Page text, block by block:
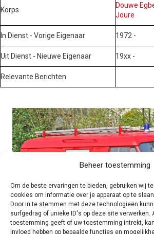
Beheer toestemming
Om de beste ervaringen te bieden, gebruiken wij
cookies om informatie over je apparaat op te
Door in te stemmen met deze technologieën
surfgedrag of unieke ID's op deze site verwerken.
toestemming geeft of uw toestemming intrekt,
invloed hebben op bepaalde functies en
Korps
Douwe
Joure
In Dienst - Vorige Eigenaar 1972 -
Uit Dienst - Nieuwe Eigenaar 19xx -
Relevante Berichten